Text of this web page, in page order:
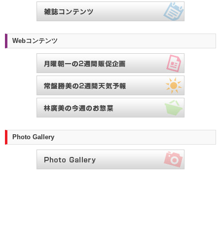
Webコンテンツ
Photo Gallery